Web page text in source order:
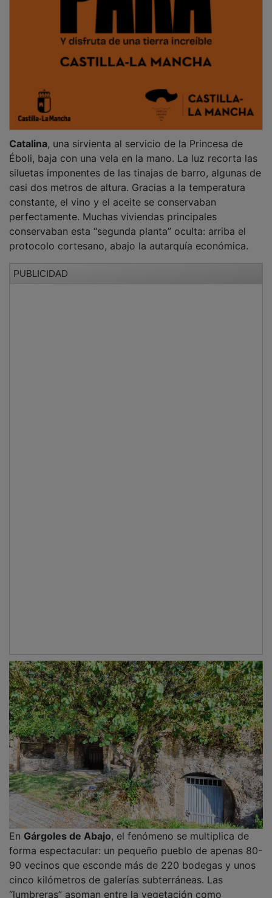
Catalina, una sirvienta al servicio de la Princesa de
Éboli, baja con una vela en la mano. La luz recorta las
siluetas imponentes de las tinajas de barro, algunas de
casi dos metros de altura. Gracias a la temperatura
constante, el vino y el aceite se conservaban
perfectamente. Muchas viviendas principales
conservaban esta “segunda planta” oculta: arriba el
protocolo cortesano, abajo la autarquía económica.
PUBLICIDAD
En Gárgoles de Abajo, el fenómeno se multiplica de
forma espectacular: un pequeño pueblo de apenas 80-
90 vecinos que esconde más de 220 bodegas y unos
cinco kilómetros de galerías subterráneas. Las
“lumbreras” asoman entre la vegetación como